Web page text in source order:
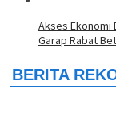
Akses Ekonomi
Garap Rabat